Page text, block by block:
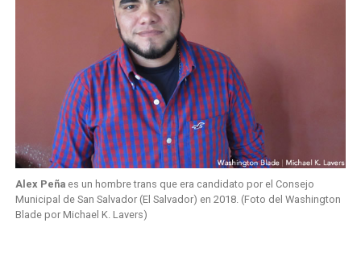
Alex Peñaes un hombre trans que era candidato por el Consejo
Municipal de San Salvador (El Salvador) en 2018. (Foto del Washington
Blade por Michael K. Lavers)